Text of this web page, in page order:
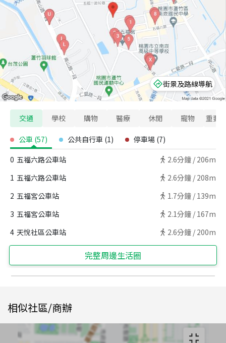
街景及路線導航
交通 學校 購物 醫療 休閒 寵物 重要
公車 (57) 公共自行車 (1) 停車場 (7)
0 五福六路公車站 2.6分鐘 / 206m
1 五福六路公車站 2.6分鐘 / 208m
2 五福宮公車站 1.7分鐘 / 139m
3 五福宮公車站 2.1分鐘 / 167m
4 天悅社區公車站 2.6分鐘 / 200m
完整周邊生活圈
相似社區/商辦